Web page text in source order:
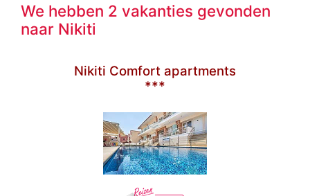
We hebben 2 vakanties gevonden
naar Nikiti
Nikiti Comfort apartments
***